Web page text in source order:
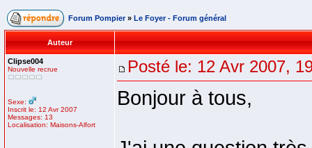
Forum Pompier » Le Foyer - Forum général
Auteur
Clipse004
Nouvelle recrue
Sexe:
Inscrit le: 12 Avr 2007
Messages: 13
Localisation: Maisons-Alfort
Posté le: 12 Avr 2007,
Bonjour à tous,